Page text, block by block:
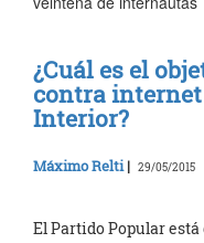
¿Cuál es el
contra
Interior?
Máximo Relti| 29/05/2015
El Partido Popular